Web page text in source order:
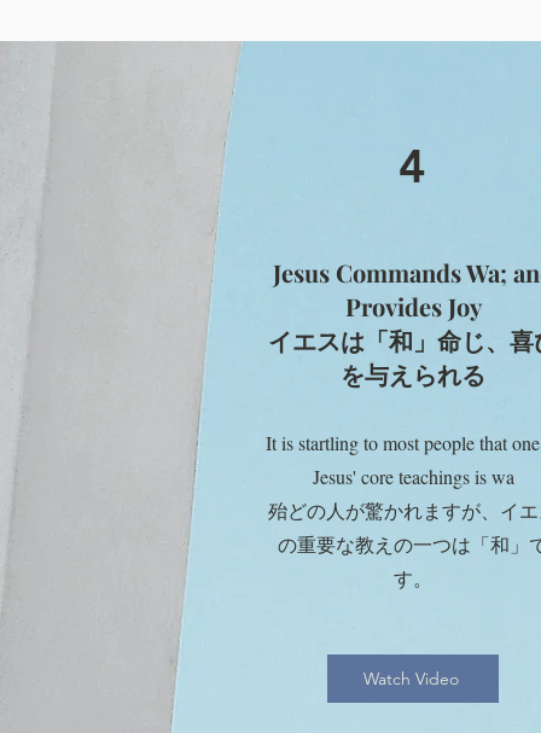
4
Jesus Commands Wa;
Provides Joy
イエスは「和」命じ、 喜
を与えられる
It is startling to most people that
Jesus' core teachings is wa
殆どの人が驚かれますが、イ
の重要な教えの一つは「和」
す。
Watch Video